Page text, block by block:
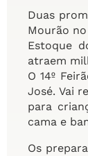
Duas
Mourão
Estoque
atraem
O 14º
José. Vai
para
cama e
Os